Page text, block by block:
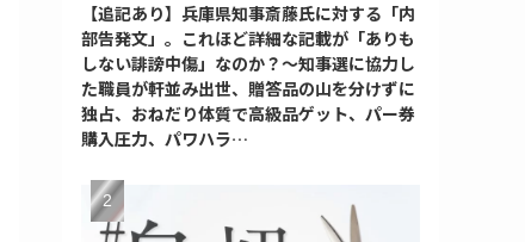
【追記あり】兵庫県知事斎藤氏に対する「内
部告発文」。これほど詳細な記載が「ありも
しない誹謗中傷」なのか？～知事選に協力し
た職員が軒並み出世、贈答品の山を分けずに
独占、おねだり体質で高級品ゲット、パー券
購入圧力、パワハラ…